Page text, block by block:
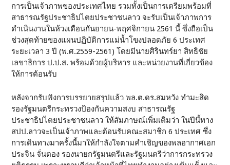
การเป็นเจ้าภาพของประเทศไทย รวมทั้งเป็นการเตรียมพร้อมที่
สาธารณรัฐประชาธิปไตยประชาชนลาว จะรับเป็นเจ้าภาพการ
ดำเนินงานในห้วงเดือนกันยายน-พฤศจิกายน 2561 นี้ ซึ่งถือเป็น
ช่วงสุดท้ายของแผนปฏิบัติการแม่น้ำโขงปลอดภัย 6 ประเทศ
ระยะเวลา 3 ปี (พ.ศ.2559-2561) โดยมีนายศิรินทร์ยา สิทธิชัย
เลขาธิการ ป.ป.ส. พร้อมด้วยผู้บริหาร และหน่วยงานที่เกี่ยวข้อง
ให้การต้อนรับ
หลังจากรับฟังการบรรยายสรุปแล้ว พล.ต.ดร.สมหวัง ทำมะสิด
รองรัฐมนตรีกระทรวงป้องกันความสงบ สาธารณรัฐ
ประชาธิปไตยประชาชนลาว ให้สัมภาษณ์เพิ่มเติมว่า ในปีนี้ทาง
สปป.ลาวจะเป็นเจ้าภาพและต้อนรับคณะสมาชิก 6 ประเทศ ซึ่ง
การเดินทางมาครั้งนี้มาให้กำลังใจตามคำเชิญของพลอากาศเอก
ประจิน จั่นตอง รองนายกรัฐมนตรีและรัฐมนตรีว่าการกระทรวง